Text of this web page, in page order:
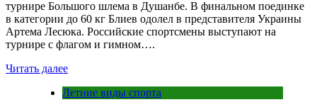
турнире Большого шлема в Душанбе. В финальном поединке
в категории до 60 кг Блиев одолел в представителя Украины
Артема Лесюка. Российские спортсмены выступают на
турнире с флагом и гимном….
Читать далее
Летние виды спорта